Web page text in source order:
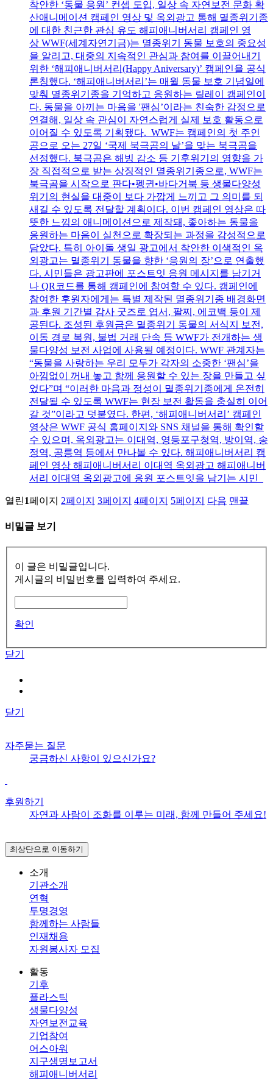
착안한 ‘동물 응원’ 컨셉 도입, 일상 속 자연보전 문화 확
산애니메이션 캠페인 영상 및 옥외광고 통해 멸종위기종
에 대한 친근한 관심 유도 해피애니버서리 캠페인 영
상 WWF(세계자연기금)는 멸종위기 동물 보호의 중요성
을 알리고, 대중의 지속적인 관심과 참여를 이끌어내기
위한 ‘해피애니버서리(Happy Aniversary)’ 캠페인을 공식
론칭했다. ‘해피애니버서리’는 매월 동물 보호 기념일에
맞춰 멸종위기종을 기억하고 응원하는 릴레이 캠페인이
다. 동물을 아끼는 마음을 '팬심’이라는 친숙한 감정으로
연결해, 일상 속 관심이 자연스럽게 실제 보호 활동으로
이어질 수 있도록 기획됐다. WWF는 캠페인의 첫 주인
공으로 오는 27일 ‘국제 북극곰의 날’을 맞는 북극곰을
선정했다. 북극곰은 해빙 감소 등 기후위기의 영향을 가
장 직접적으로 받는 상징적인 멸종위기종으로, WWF는
북극곰을 시작으로 판다•펭귄•바다거북 등 생물다양성
위기의 현실을 대중이 보다 가깝게 느끼고 그 의미를 되
새길 수 있도록 전달할 계획이다. 이번 캠페인 영상은 따
뜻한 느낌의 애니메이션으로 제작돼, 좋아하는 동물을
응원하는 마음이 실천으로 확장되는 과정을 감성적으로
담았다. 특히 아이돌 생일 광고에서 착안한 이색적인 옥
외광고는 멸종위기 동물을 향한 ‘응원의 장’으로 연출했
다. 시민들은 광고판에 포스트잇 응원 메시지를 남기거
나 QR코드를 통해 캠페인에 참여할 수 있다. 캠페인에
참여한 후원자에게는 특별 제작된 멸종위기종 배경화면
과 후원 기간별 감사 굿즈로 엽서, 팔찌, 에코백 등이 제
공된다. 조성된 후원금은 멸종위기 동물의 서식지 보전,
이동 경로 복원, 불법 거래 단속 등 WWF가 전개하는 생
물다양성 보전 사업에 사용될 예정이다. WWF 관계자는
“동물을 사랑하는 우리 모두가 각자의 소중한 ‘팬심’을
아낌없이 꺼내 놓고 함께 응원할 수 있는 장을 만들고 싶
었다”며 “이러한 마음과 정성이 멸종위기종에게 온전히
전달될 수 있도록 WWF는 현장 보전 활동을 충실히 이어
갈 것”이라고 덧붙였다. 한편, ‘해피애니버서리’ 캠페인
영상은 WWF 공식 홈페이지와 SNS 채널을 통해 확인할
수 있으며, 옥외광고는 이대역, 영등포구청역, 방이역, 송
정역, 공릉역 등에서 만나볼 수 있다. 해피애니버서리 캠
페인 영상 해피애니버서리 이대역 옥외광고 해피애니버
서리 이대역 옥외광고에 응원 포스트잇을 남기는 시민
열린1페이지 2페이지 3페이지 4페이지 5페이지 다음 맨끝
비밀글 보기
이 글은 비밀글입니다.
게시글의 비밀번호를 입력하여 주세요.
확인
닫기
닫기
자주묻는 질문
궁금하신 사항이 있으신가요?
후원하기
자연과 사람이 조화를 이루는 미래, 함께 만들어 주세요!
최상단으로 이동하기
소개
기관소개
연혁
투명경영
함께하는 사람들
인재채용
자원봉사자 모집
활동
기후
플라스틱
생물다양성
자연보전교육
기업참여
어스아워
지구생명보고서
해피애니버서리